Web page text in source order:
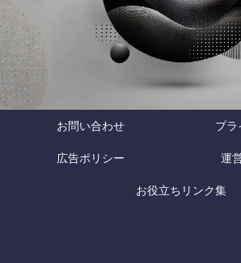
お問い合わせ プラ
広告ポリシー 運
お役立ちリンク集